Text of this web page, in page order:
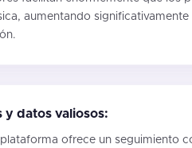
aumentando significativamente
y datos valiosos:
ofrece un seguimiento